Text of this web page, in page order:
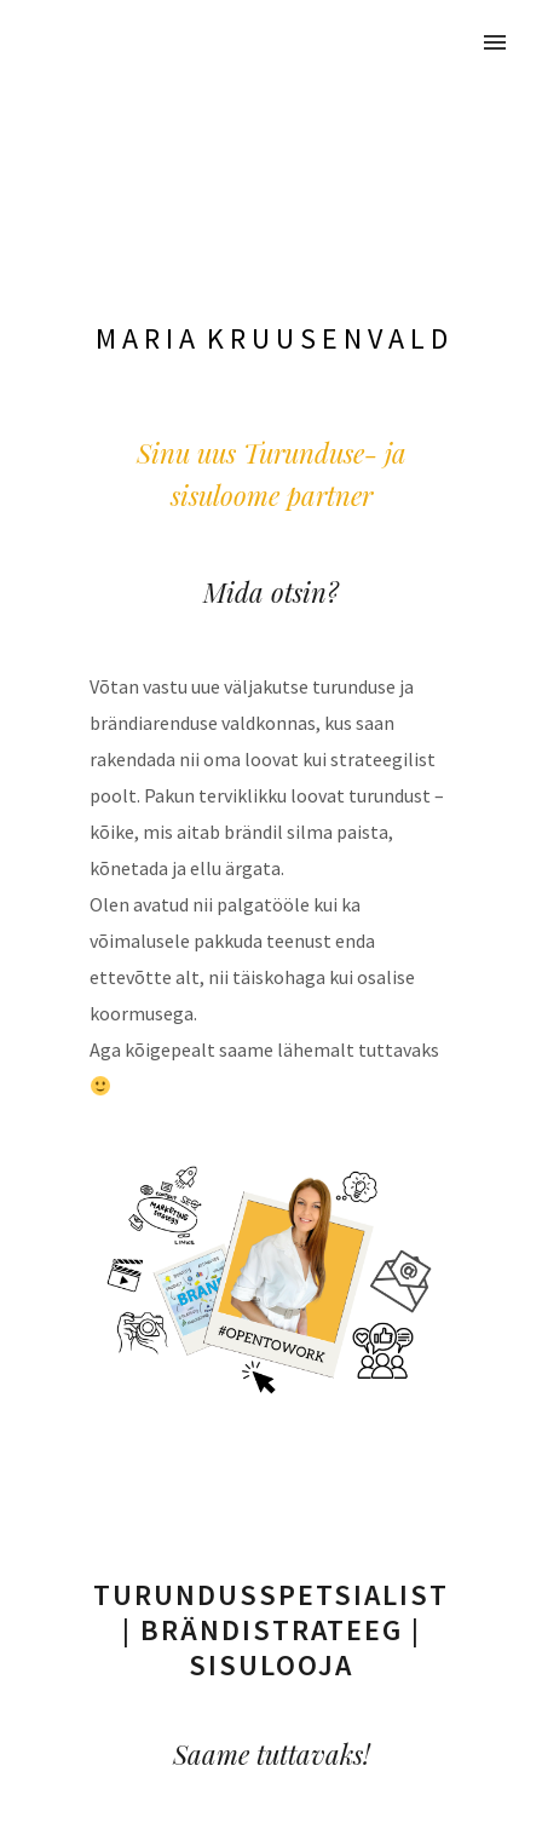
M A R I A K R U U S E N V A L D
Sinu uus Turunduse- ja
sisuloome partner
Mida otsin?
Võtan vastu uue väljakutse turunduse ja
brändiarenduse valdkonnas, kus saan
rakendada nii oma loovat kui strateegilist
poolt. Pakun terviklikku loovat turundust –
kõike, mis aitab brändil silma paista,
kõnetada ja ellu ärgata.
Olen avatud nii palgatööle kui ka
võimalusele pakkuda teenust enda
ettevõtte alt, nii täiskohaga kui osalise
koormusega.
Aga kõigepealt saame lähemalt tuttavaks
TURUNDUSSPETSIALIST
| BRÄNDISTRATEEG |
SISULOOJA
Saame tuttavaks!